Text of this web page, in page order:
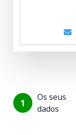
1
Os seus
dados